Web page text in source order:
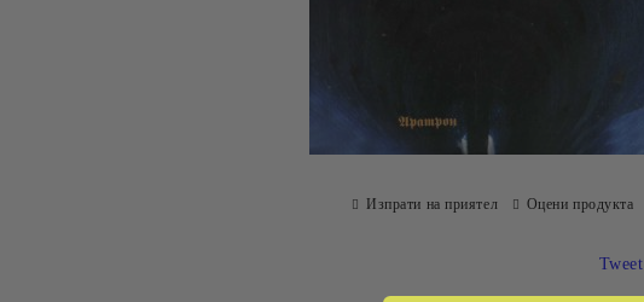
Изпрати на приятел Оцени продукта
Tweet